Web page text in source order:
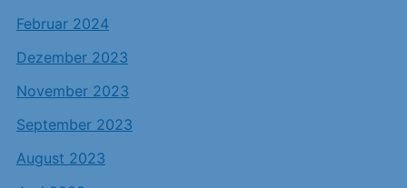
Februar 2024
Dezember 2023
November 2023
September 2023
August 2023